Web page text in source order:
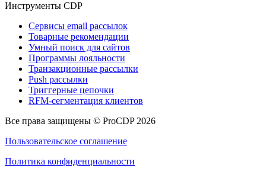
Инструменты CDP
Сервисы email рассылок
Товарные рекомендации
Умный поиск для сайтов
Программы лояльности
Транзакционные рассылки
Push рассылки
Триггерные цепочки
RFM-сегментация клиентов
Все права защищены © ProCDP 2026
Пользовательское соглашение
Политика конфиденциальности